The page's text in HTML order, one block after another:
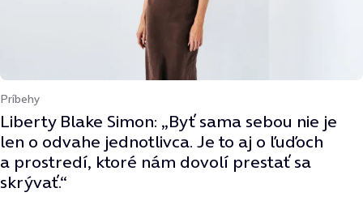
Príbehy
Liberty Blake Simon: „Byť sama sebou nie je
len o odvahe jednotlivca. Je to aj o ľuďoch
a prostredí, ktoré nám dovolí prestať sa
skrývať.“